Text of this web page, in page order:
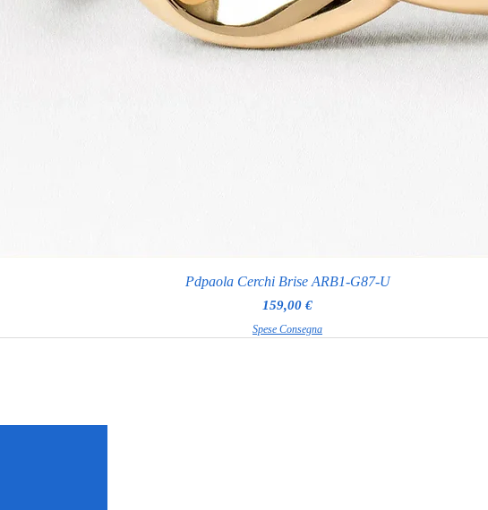
Pdpaola Cerchi Brise ARB1-G87-U
Prezzo
159,00 €
Spese Consegna